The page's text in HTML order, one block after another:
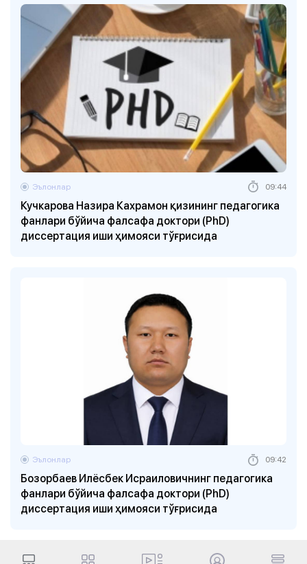
Кучкарова Назира Кахрамон қизининг педагогика
фанлари бўйича фалсафа доктори (PhD)
диссертация иши ҳимояси тўғрисида
Эълонлар 09:44
Бозорбаев Илёсбек Исраиловичнинг педагогика
фанлари бўйича фалсафа доктори (PhD)
диссертация иши ҳимояси тўғрисида
Эълонлар 09:42